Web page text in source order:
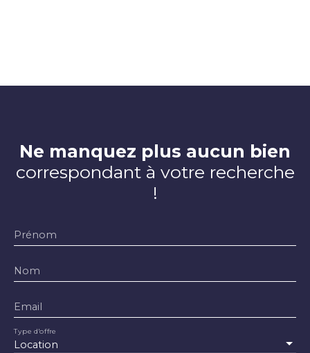
Ne manquez plus aucun bien
correspondant à votre recherche
!
Prénom
Nom
Email
Location
Type d'offre